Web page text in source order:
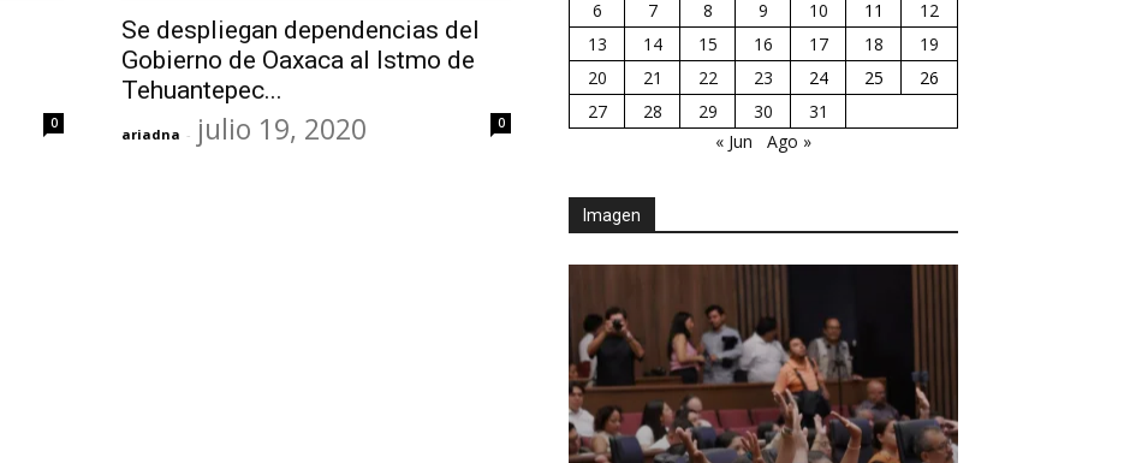
0
Se despliegan dependencias del
Gobierno de Oaxaca al Istmo de
Tehuantepec...
ariadna - julio 19, 2020 0
6
7 8 9 10 11
12
13
14 15 16 17 18
19
20
21 22 23 24 25
26
27
28 29 30
31
« Jun
Ago »
Imagen